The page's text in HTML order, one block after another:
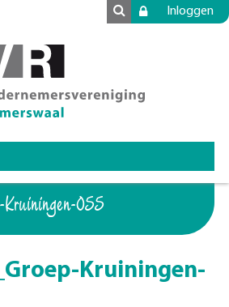
Inloggen
055
Kruiningen-